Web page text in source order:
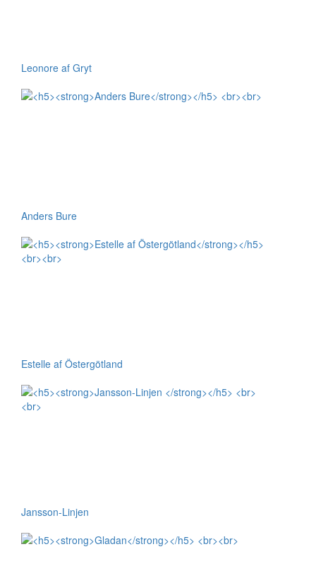
Leonore af Gryt
Anders Bure
Estelle af Östergötland
Jansson-Linjen